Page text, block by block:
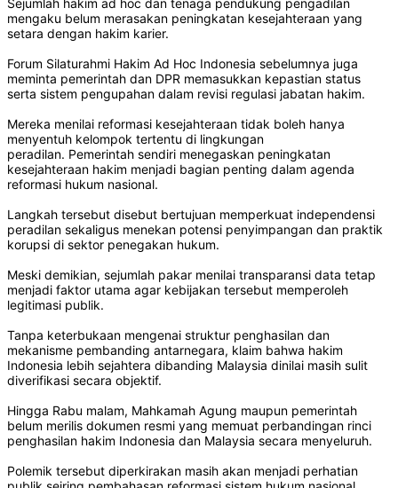
mengaku belum merasakan peningkatan kesejahteraan yang
setara dengan hakim karier.
Forum Silaturahmi Hakim Ad Hoc Indonesia sebelumnya juga
meminta pemerintah dan DPR memasukkan kepastian status
serta sistem pengupahan dalam revisi regulasi jabatan hakim.
Mereka menilai reformasi kesejahteraan tidak boleh hanya
menyentuh kelompok tertentu di lingkungan
peradilan. Pemerintah sendiri menegaskan peningkatan
kesejahteraan hakim menjadi bagian penting dalam agenda
reformasi hukum nasional.
Langkah tersebut disebut bertujuan memperkuat independensi
peradilan sekaligus menekan potensi penyimpangan dan praktik
korupsi di sektor penegakan hukum.
Meski demikian, sejumlah pakar menilai transparansi data tetap
menjadi faktor utama agar kebijakan tersebut memperoleh
legitimasi publik.
Tanpa keterbukaan mengenai struktur penghasilan dan
mekanisme pembanding antarnegara, klaim bahwa hakim
Indonesia lebih sejahtera dibanding Malaysia dinilai masih sulit
diverifikasi secara objektif.
Hingga Rabu malam, Mahkamah Agung maupun pemerintah
belum merilis dokumen resmi yang memuat perbandingan rinci
penghasilan hakim Indonesia dan Malaysia secara menyeluruh.
Polemik tersebut diperkirakan masih akan menjadi perhatian